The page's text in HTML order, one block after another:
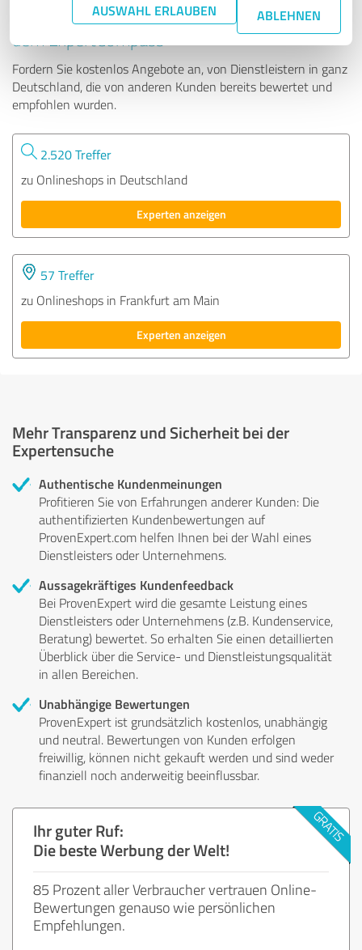
AUSWAHL ERLAUBEN ABLEHNEN
Tipp: Die passenden Experten finden - mit
dem ExpertCompass
Fordern Sie kostenlos Angebote an, von Dienstleistern in ganz
Deutschland, die von anderen Kunden bereits bewertet und
empfohlen wurden.
2.520 Treffer
zu Onlineshops in Deutschland
Experten anzeigen
57 Treffer
zu Onlineshops in Frankfurt am Main
Experten anzeigen
Mehr Transparenz und Sicherheit bei der
Expertensuche
Authentische Kundenmeinungen
Profitieren Sie von Erfahrungen anderer Kunden: Die
authentifizierten Kundenbewertungen auf
ProvenExpert.com helfen Ihnen bei der Wahl eines
Dienstleisters oder Unternehmens.
Aussagekräftiges Kundenfeedback
Bei ProvenExpert wird die gesamte Leistung eines
Dienstleisters oder Unternehmens (z.B. Kundenservice,
Beratung) bewertet. So erhalten Sie einen detaillierten
Überblick über die Service- und Dienstleistungsqualität
in allen Bereichen.
Unabhängige Bewertungen
ProvenExpert ist grundsätzlich kostenlos, unabhängig
und neutral. Bewertungen von Kunden erfolgen
freiwillig, können nicht gekauft werden und sind weder
finanziell noch anderweitig beeinflussbar.
Ihr guter Ruf:
Die beste Werbung der Welt!
85 Prozent aller Verbraucher vertrauen Online-
Bewertungen genauso wie persönlichen
Empfehlungen.